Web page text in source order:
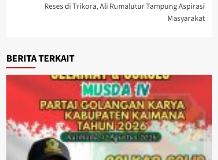
Reses di Trikora, Ali Rumalutur Tampung Aspirasi
Masyarakat
BERITA TERKAIT